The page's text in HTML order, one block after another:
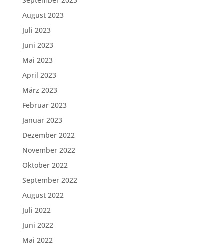
August 2023
Juli 2023
Juni 2023
Mai 2023
April 2023
März 2023
Februar 2023
Januar 2023
Dezember 2022
November 2022
Oktober 2022
September 2022
August 2022
Juli 2022
Juni 2022
Mai 2022